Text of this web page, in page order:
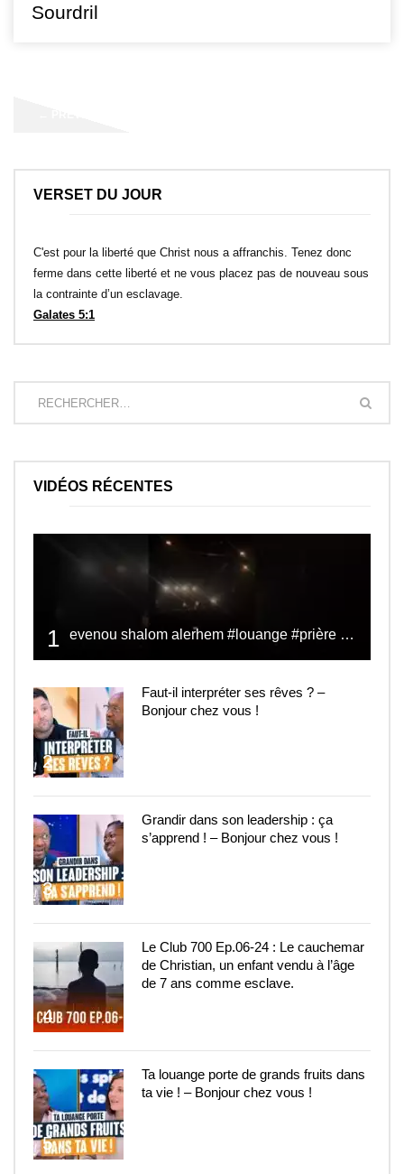
Sourdril
VERSET DU JOUR
C'est pour la liberté que Christ nous a affranchis. Tenez donc
ferme dans cette liberté et ne vous placez pas de nouveau sous
la contrainte d’un esclavage.
Galates 5:1
VIDÉOS RÉCENTES
1 evenou shalom alerhem #louange #prière #shalom
2
Faut-il interpréter ses rêves ? –
Bonjour chez vous !
3
Grandir dans son leadership : ça
s’apprend ! – Bonjour chez vous !
4
Le Club 700 Ep.06-24 : Le cauchemar
de Christian, un enfant vendu à l’âge
de 7 ans comme esclave.
5
Ta louange porte de grands fruits dans
ta vie ! – Bonjour chez vous !